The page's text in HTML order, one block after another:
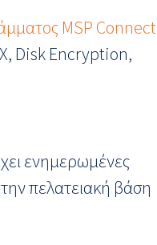
MSP Connect
Disk Encryption,
ενημερωμένες
πελατειακή βάση